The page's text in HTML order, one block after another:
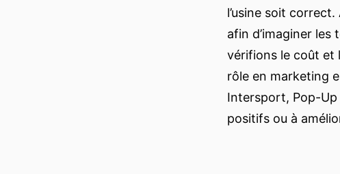
l’usine soit
afin d’imaginer les
vérifions le coût et
rôle en marketing
Intersport, Pop-Up
positifs ou à